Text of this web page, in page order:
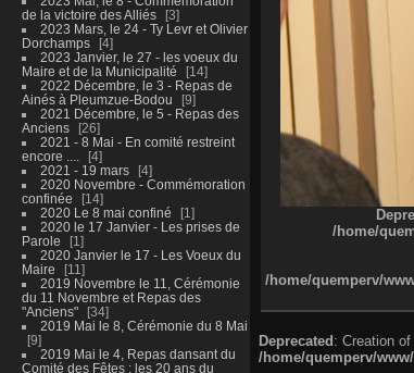
de la victoire des Alliés
3
2023 Mars, le 24 - Ty Levr et Olivier
Dorchamps
4
2023 Janvier, le 27 - les voeux du
Maire et de la Municipalité
14
2022 Décembre, le 3 - Repas de
Ainés à Pleumzue-Bodou
9
2021 Décembre, le 5 - Repas des
Anciens
26
2021 - 8 Mai - En comité restreint
encore ....
4
2021 - 19 mars
4
2020 Novembre - Commémoration
confinée
14
2020 Le 8 mai confiné
1
2020 le 17 Janvier - Les prises de
Parole
1
2020 Janvier le 17 - Les Voeux du
Maire
11
2019 Novembre le 11, Cérémonie
du 11 Novembre et Repas des
"Anciens"
34
2019 Mai le 8, Cérémonie du 8 Mai
9
2019 Mai le 4, Repas dansant du
Comité des Fêtes : les 20 ans du
/home/
/home/quemperv/
Deprecated: Creation
/home/quemperv/